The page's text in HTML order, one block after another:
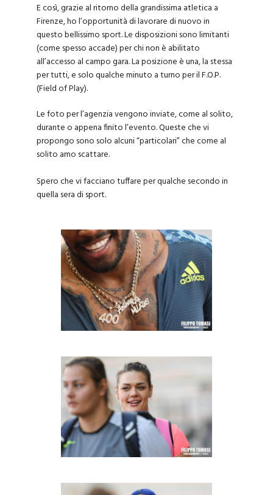
E così, grazie al ritorno della grandissima atletica a
Firenze, ho l’opportunità di lavorare di nuovo in
questo bellissimo sport. Le disposizioni sono limitanti
(come spesso accade) per chi non è abilitato
all’accesso al campo gara. La posizione è una, la stessa
per tutti, e solo qualche minuto a turno per il F.O.P.
(Field of Play).
Le foto per l’agenzia vengono inviate, come al solito,
durante o appena finito l’evento. Queste che vi
propongo sono solo alcuni “particolari” che come al
solito amo scattare.
Spero che vi facciano tuffare per qualche secondo in
quella sera di sport.